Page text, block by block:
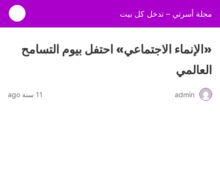
مجلة أسرتي – تدخل كل بيت
«الإنماء الاجتماعي» احتفل بيوم التسامح
العالمي
admin 11 سنة ago